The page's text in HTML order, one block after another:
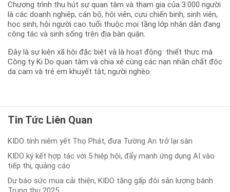
Chương trình thu hút sự quan tâm và tham gia của 3.000 người
là các doanh nghiệp, cán bộ, hội viên, cựu chiến binh, sinh viên,
học sinh, hội người cao tuổi thuộc mọi tầng lớp nhân dân đang
công tác và sinh sống trên địa bàn quận.
Đây là sự kiện xã hội đặc biệt và là hoạt động thiết thực mà
Công ty Ki Do quan tâm và chia xẻ cùng các nạn nhân chất độc
da cam và trẻ em khuyết tật, người nghèo.
Tin Tức Liên Quan
KIDO tính niêm yết Thọ Phát, đưa Tường An trở lại sàn
KIDO ký kết hợp tác với 5 hiệp hội, đẩy mạnh ứng dụng AI vào
tiếp thị, quảng cáo
Dự báo sức mua cải thiện, KIDO tăng gấp đôi sản lượng bánh